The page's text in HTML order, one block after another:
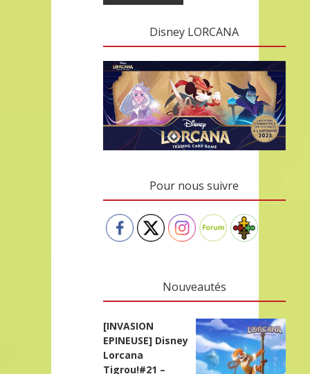
Disney LORCANA
Pour nous suivre
Nouveautés
[INVASION
EPINEUSE] Disney
Lorcana
Tigrou!#21 –